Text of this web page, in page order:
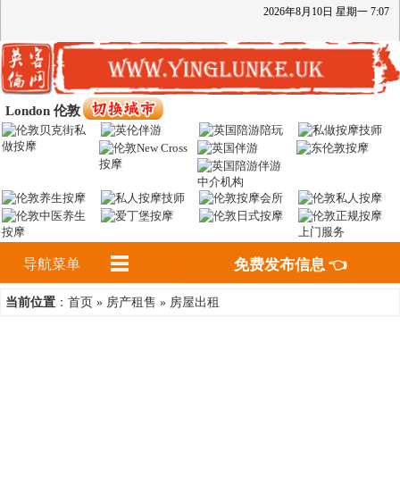
2026年8月 10日 星期一 7:07
London 伦敦
导航菜单 免费发布信息 👈
当前位置 ： 首页 » 房产租售 » 房屋出租